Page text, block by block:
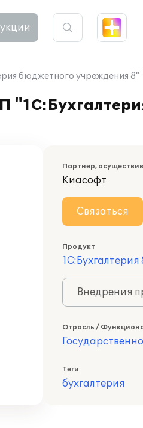
бюджетного учреждения 8"
Партнер,
Киасофт
Связаться
Продукт
1С:Бухгалтерия
Внедрения
Отрасль /
Теги
бухгалтерия